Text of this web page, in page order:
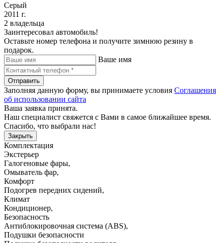
Серый
2011 г.
2 владельца
Заинтересовал автомобиль!
Оставьте номер телефона и получите зимнюю резину в
подарок.
Ваше имя
Отправить
Заполняя данную форму, вы принимаете условия Соглашения
об использовании сайта
Ваша заявка принята.
Наш специалист свяжется с Вами в самое ближайшее время.
Спасибо, что выбрали нас!
Закрыть
Комплектация
Экстерьер
Галогеновые фары,
Омыватель фар,
Комфорт
Подогрев передних сидений,
Климат
Кондиционер,
Безопасность
Антиблокировочная система (ABS),
Подушки безопасности